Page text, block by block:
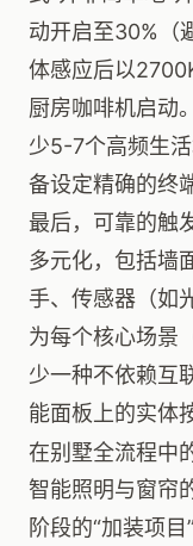
动开启至30%（
体感应后以
厨房咖啡机启动
少5-7个高频生
备设定精确的终
最后，可靠的触
多元化，包括墙
手、传感器（如
为每个核心场景
少一种不依赖互
能面板上的实体
在别墅全流程中
智能照明与窗帘
阶段的“加装项